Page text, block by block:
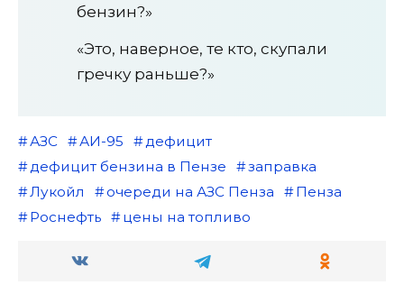
бензин?»
«Это, наверное, те кто, скупали
гречку раньше?»
АЗС АИ-95
дефицит
дефицит бензина в Пензе
заправка
Лукойл
очереди на АЗС Пенза
Пенза
Роснефть
цены на топливо